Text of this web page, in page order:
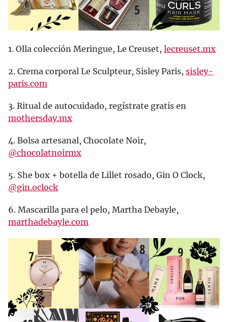
1. Olla colección Meringue, Le Creuset, lecreuset.mx
2. Crema corporal Le Sculpteur, Sisley Paris, sisley-
paris.com
3. Ritual de autocuidado, regístrate gratis en
mothersday.mx
4. Bolsa artesanal, Chocolate Noir,
@chocolatnoirmx
5. She box + botella de Lillet rosado, Gin O Clock,
@gin.oclock
6. Mascarilla para el pelo, Martha Debayle,
marthadebayle.com